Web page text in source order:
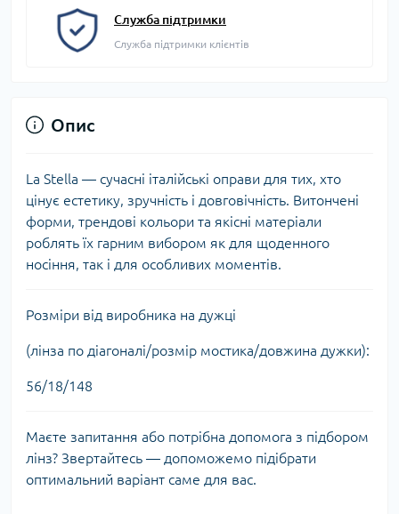
Служба підтримки
Служба підтримки клієнтів
Опис
La Stella — сучасні італійські оправи для тих, хто
цінує естетику, зручність і довговічність. Витончені
форми, трендові кольори та якісні матеріали
роблять їх гарним вибором як для щоденного
носіння, так і для особливих моментів.
Розміри від виробника на дужці
(лінза по діагоналі/розмір мостика/довжина дужки):
56/18/148
Маєте запитання або потрібна допомога з підбором
лінз? Звертайтесь — допоможемо підібрати
оптимальний варіант саме для вас.